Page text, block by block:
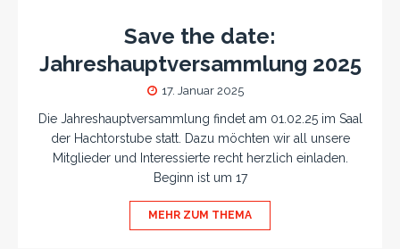
Save the date:
Jahreshauptversammlung 2025
17. Januar 2025
Die Jahreshauptversammlung findet am 01.02.25 im Saal
der Hachtorstube statt. Dazu möchten wir all unsere
Mitglieder und Interessierte recht herzlich einladen.
Beginn ist um 17
MEHR ZUM THEMA